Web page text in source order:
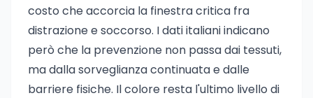
costo che accorcia la finestra critica fra
distrazione e soccorso. I dati italiani indicano
però che la prevenzione non passa dai tessuti,
ma dalla sorveglianza continuata e dalle
barriere fisiche. Il colore resta l'ultimo livello di